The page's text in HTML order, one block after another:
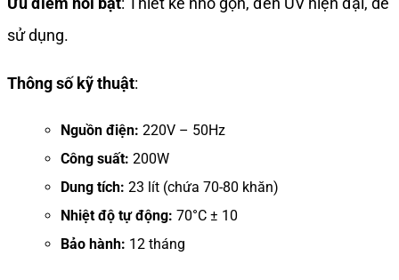
sử dụng.
Thông số kỹ thuật:
Nguồn điện: 220V – 50Hz
Công suất: 200W
Dung tích: 23 lít (chứa 70-80 khăn)
Nhiệt độ tự động: 70°C ± 10
Bảo hành: 12 tháng